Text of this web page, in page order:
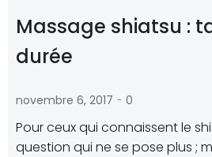
Massage shiatsu :
durée
novembre 6, 2017 - 0
Pour ceux qui connaissent le
question qui ne se pose plus ;